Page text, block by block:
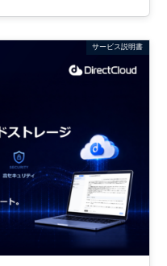
サービス説明書